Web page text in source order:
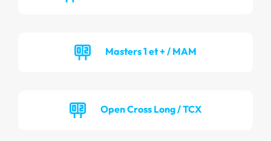
Masters 1 et + / MAM
Open Cross Long / TCX